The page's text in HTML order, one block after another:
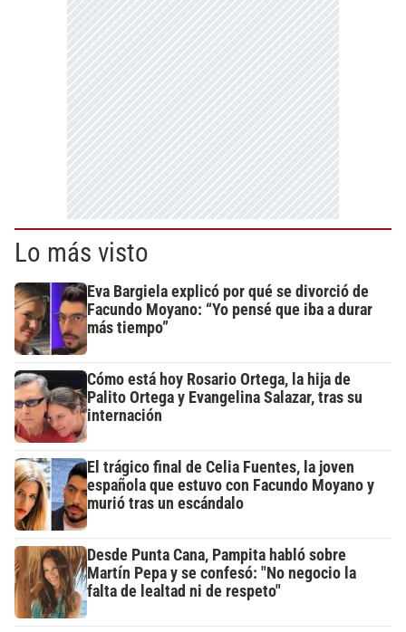
Lo más visto
Eva Bargiela explicó por qué se divorció de
Facundo Moyano: “Yo pensé que iba a durar
más tiempo”
Cómo está hoy Rosario Ortega, la hija de
Palito Ortega y Evangelina Salazar, tras su
internación
El trágico final de Celia Fuentes, la joven
española que estuvo con Facundo Moyano y
murió tras un escándalo
Desde Punta Cana, Pampita habló sobre
Martín Pepa y se confesó: "No negocio la
falta de lealtad ni de respeto"